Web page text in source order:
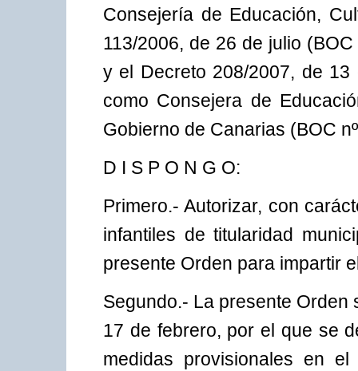
Consejería de Educación,
113/2006, de 26 de julio
y el Decreto 208/2007, de 13
como Consejera de
Gobierno de Canarias (BOC
D I S P O N G O:
Primero.- Autorizar, con
infantiles de titularidad
presente Orden para impartir
Segundo.- La presente Orden
17 de febrero, por el que se
medidas provisionales en